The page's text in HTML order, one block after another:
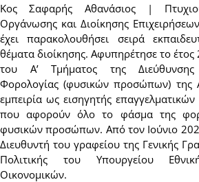
Κος Σαφαρής Αθανάσιος |
Οργάνωσης και Διοίκησης
έχει παρακολουθήσει σειρά
θέματα διοίκησης. Αφυπηρέτησε το
του Α’ Τμήματος της
Φορολογίας (φυσικών προσώπων) της
εμπειρία ως εισηγητής
που αφορούν όλο το φάσμα της
φυσικών προσώπων. Από τον Ιούνιο
Διευθυντή του γραφείου της Γενικής
Πολιτικής του Υπουργείου
Οικονομικών.